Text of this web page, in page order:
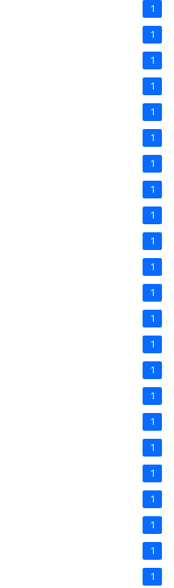
1
1
1
1
1
1
1
1
1
1
1
1
1
1
1
1
1
1
1
1
1
1
1